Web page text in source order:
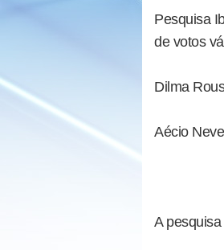
Pesquisa
de votos
Dilma
Aécio
A